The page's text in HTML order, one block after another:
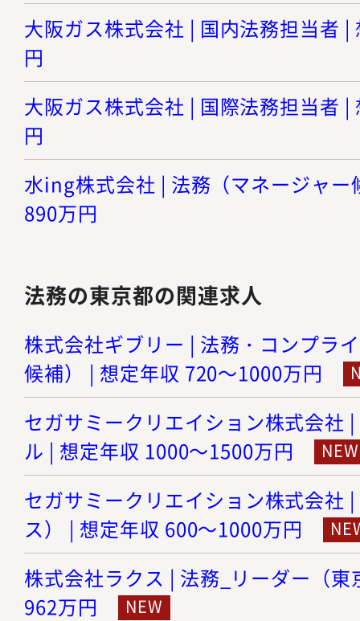
大阪ガス株式会社 | 国内法務担当者
円
大阪ガス株式会社 | 国際法務担当者
円
水ing株式会社 | 法務（マネージャー
890万円
法務の東京都の関連求人
株式会社ギブリー | 法務・コンプラ
候補） | 想定年収 720～1000万円
セガサミークリエイション株式会社
ル | 想定年収 1000～1500万円
セガサミークリエイション株式会社
ス） | 想定年収 600～1000万円
株式会社ラクス | 法務_リーダー（
962万円